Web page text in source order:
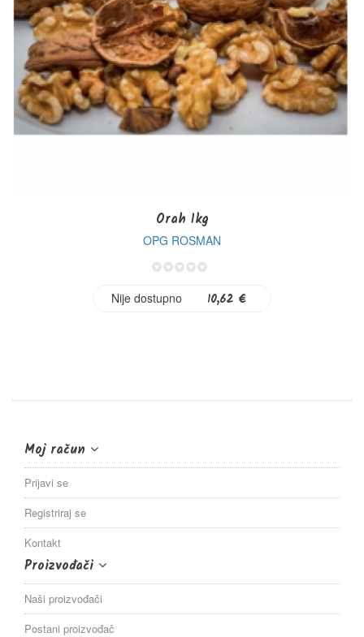
Orah 1kg
OPG ROSMAN
Nije dostupno
10,62 €
Moj račun
Prijavi se
Registriraj se
Kontakt
Proizvođači
Naši proizvođači
Postani proizvođač